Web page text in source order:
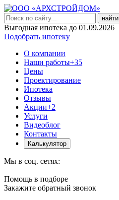
найти
Выгодная ипотека до 01.09.2026
Подобрать ипотеку
О компании
Наши работы+35
Цены
Проектирование
Ипотека
Отзывы
Акции+2
Услуги
Видеоблог
Контакты
Калькулятор
Мы в соц. сетях:
Помощь в подборе
Закажите обратный звонок